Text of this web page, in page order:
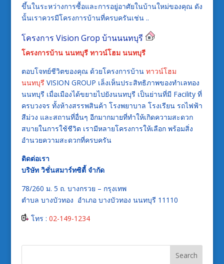
ขึ้นในระหว่างการซื้อและการอยู่อาศัยในบ้านใหม่ของคุณ ดัง
นั้นเราควรมีโครงการบ้านที่ครบครันเช่น ..
โครงการ Vision Grop บ้านนนทบุรี
โครงการบ้าน นนทบุรี ทาวน์โฮม นนทบุรี
ตอบโจทย์ชีวิตของคุณ ด้วยโครงการบ้าน ทาวน์โฮม
นนทบุรี VISION GROUP เล็งเห็นประสิทธิภาพของทำเลทอง
นนทบุรี เมื่อเมืองได้ขยายไปยังนนทบุรี เป็นย่านที่มี Facility ที่
ครบวงจร ทั้งห้างสรรพสินค้า โรงพยาบาล โรงเรียน รถไฟฟ้า
สีม่วง และสถานที่อื่นๆ อีกมากมายที่ทำให้เกิดความสะดวก
สบายในการใช้ชีวิต เรามีหลายโครงการให้เลือก พร้อมสิ่ง
อำนวยความสะดวกที่ครบครัน
ติดต่อเรา
บริษัท วิชั่นสมาร์ทซิตี้ จำกัด
78/260 ม. 5 ถ. บางกรวย – กรุงเทพ
ตำบล บางบัวทอง อำเภอ บางบัวทอง นนทบุรี 11110
​​​​​​​ โทร : 02-149-1234